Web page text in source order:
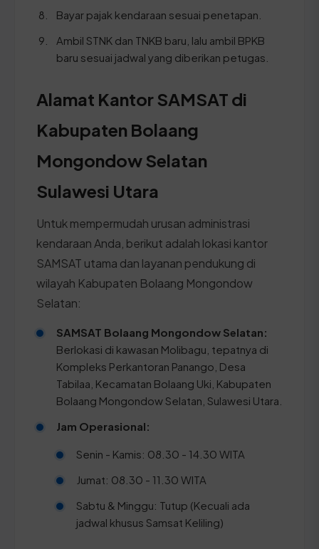
Bayar pajak kendaraan sesuai penetapan.
Ambil STNK dan TNKB baru, lalu ambil BPKB
baru sesuai jadwal yang diberikan petugas.
Alamat Kantor SAMSAT di
Kabupaten Bolaang
Mongondow Selatan
Sulawesi Utara
Untuk mempermudah urusan administrasi
kendaraan Anda, berikut adalah lokasi kantor
SAMSAT utama dan layanan pendukung di
wilayah Kabupaten Bolaang Mongondow
Selatan:
SAMSAT Bolaang Mongondow Selatan:
Berlokasi di kawasan Molibagu, tepatnya di
Kompleks Perkantoran Panango, Desa
Tabilaa, Kecamatan Bolaang Uki, Kabupaten
Bolaang Mongondow Selatan, Sulawesi Utara.
Jam Operasional:
Senin - Kamis: 08.30 - 14.30 WITA
Jumat: 08.30 - 11.30 WITA
Sabtu & Minggu: Tutup (Kecuali ada
jadwal khusus Samsat Keliling)